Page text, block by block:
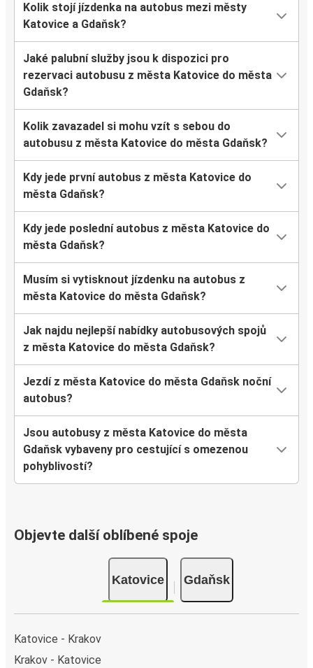
Kolik stojí jízdenka na autobus mezi městy
Katovice a Gdaňsk?
Jaké palubní služby jsou k dispozici pro
rezervaci autobusu z města Katovice do města
Gdaňsk?
Kolik zavazadel si mohu vzít s sebou do
autobusu z města Katovice do města Gdaňsk?
Kdy jede první autobus z města Katovice do
města Gdaňsk?
Kdy jede poslední autobus z města Katovice do
města Gdaňsk?
Musím si vytisknout jízdenku na autobus z
města Katovice do města Gdaňsk?
Jak najdu nejlepší nabídky autobusových spojů
z města Katovice do města Gdaňsk?
Jezdí z města Katovice do města Gdaňsk noční
autobus?
Jsou autobusy z města Katovice do města
Gdaňsk vybaveny pro cestující s omezenou
pohyblivostí?
Objevte další oblíbené spoje
Katovice Gdaňsk
Katovice - Krakov
Krakov - Katovice